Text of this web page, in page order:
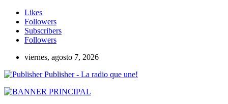
Likes
Followers
Subscribers
Followers
viernes, agosto 7, 2026
Publisher - La radio que une!